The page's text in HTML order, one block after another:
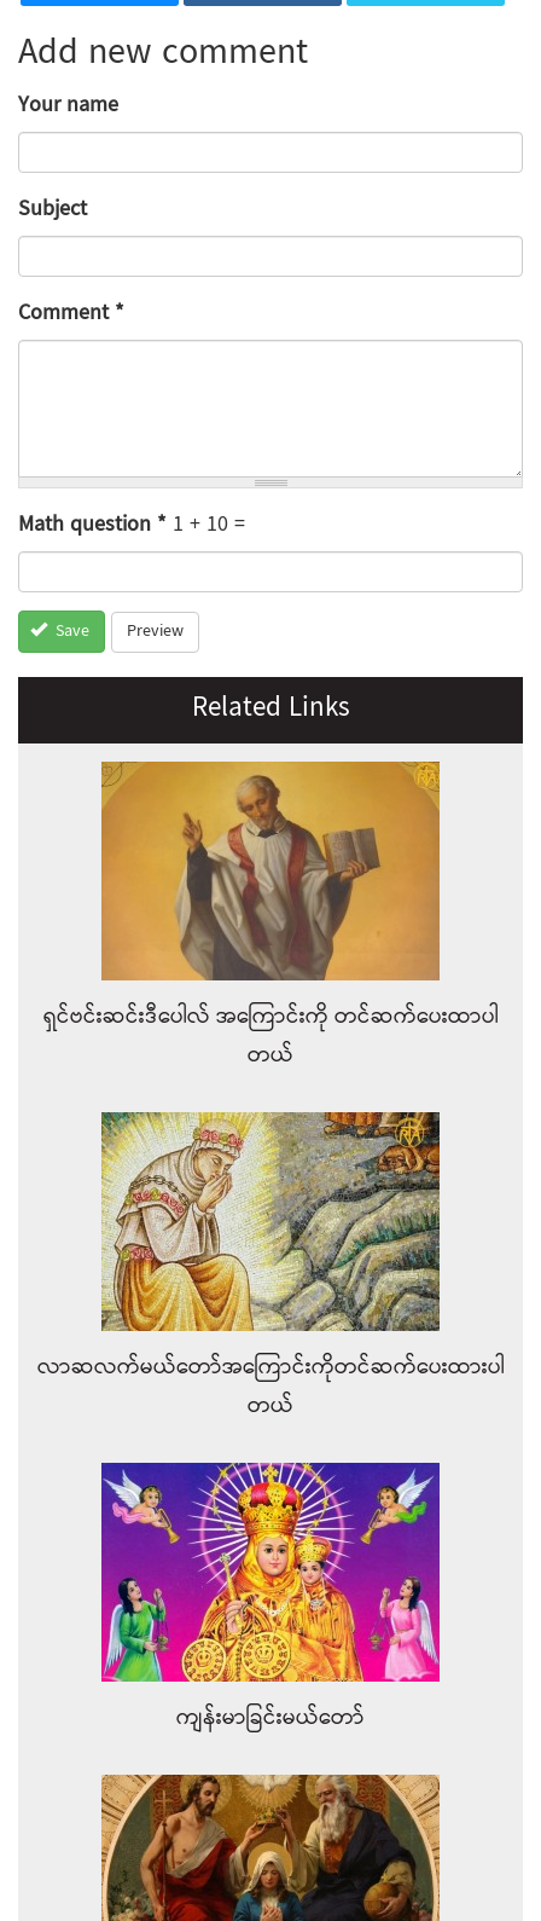
Add new comment
Your name
Subject
Comment*
Math question* 1 + 10 =
Save Preview
Related Links
ရှင်ဗင်းဆင်းဒီပေါလ် အကြောင်းကို တင်ဆက်ပေးထာပါ
တယ်
လာဆလက်မယ်တော်အကြောင်းကိုတင်ဆက်ပေးထားပါ
တယ်
ကျန်းမာခြင်းမယ်တော်